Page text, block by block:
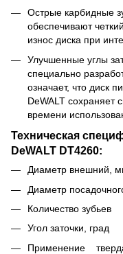
Острые карбидные
обеспечивают
износ диска при
Улучшенные углы
специально
означает, что диск
DeWALT сохраняет
времени
Техническая
DeWALT DT4260:
Диаметр
Диаметр
Количество
Угол заточки,
Применение